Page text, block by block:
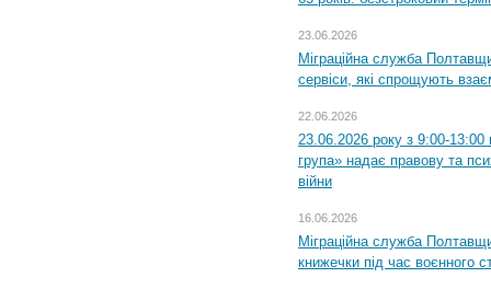
23.06.2026
Міграційна служба
сервіси, які спрощують
22.06.2026
23.06.2026 року з 9:00-13:00
група» надає правову та
війни
16.06.2026
Міграційна служба
книжечки під час воєнного